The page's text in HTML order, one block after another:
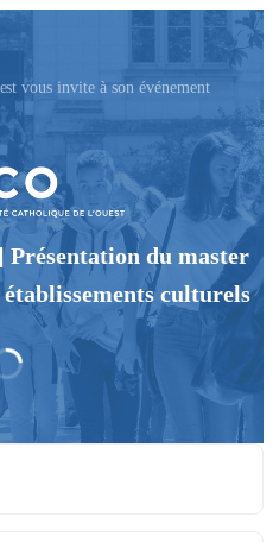
vous invite à son événement
du master
culturels